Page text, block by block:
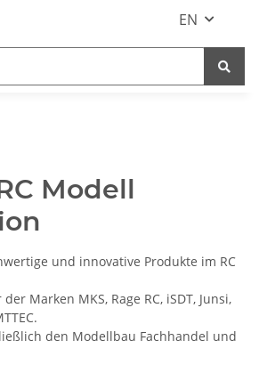
EN
Modell
und innovative Produkte im RC
Marken MKS, Rage RC, iSDT, Junsi,
den Modellbau Fachhandel und